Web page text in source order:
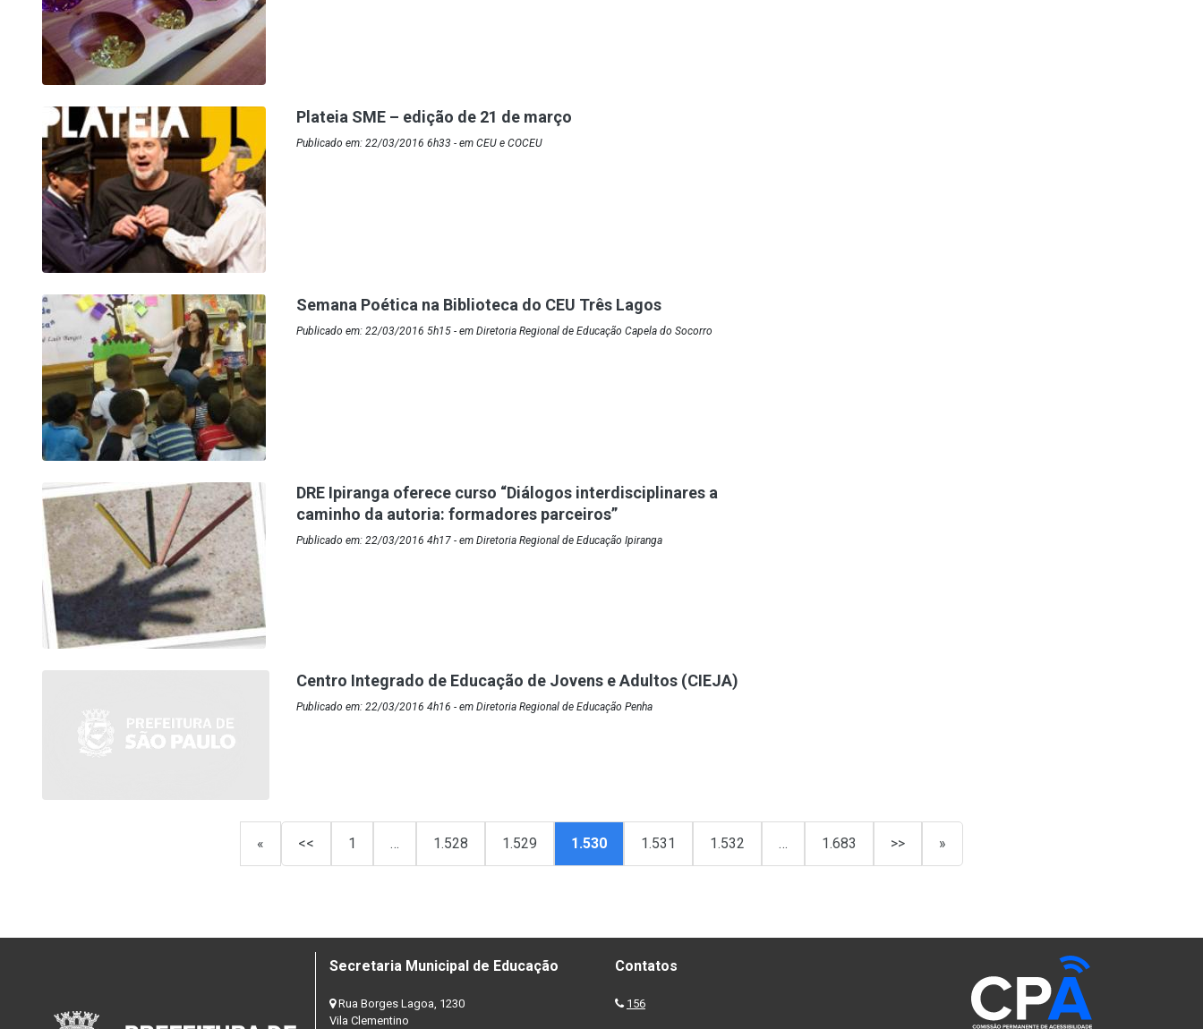
Plateia SME – edição de 21 de março
Publicado em: 22/03/2016 6h33 - em CEU e COCEU
Semana Poética na Biblioteca do CEU Três Lagos
Publicado em: 22/03/2016 5h15 - em Diretoria Regional de Educação Capela do Socorro
DRE Ipiranga oferece curso “Diálogos interdisciplinares a
caminho da autoria: formadores parceiros”
Publicado em: 22/03/2016 4h17 - em Diretoria Regional de Educação Ipiranga
Centro Integrado de Educação de Jovens e Adultos (CIEJA)
Publicado em: 22/03/2016 4h16 - em Diretoria Regional de Educação Penha
« << 1 … 1.528 1.529 1.530 1.531 1.532 … 1.683 >> »
Secretaria Municipal de Educação
Rua Borges Lagoa, 1230
Vila Clementino
Contatos
156